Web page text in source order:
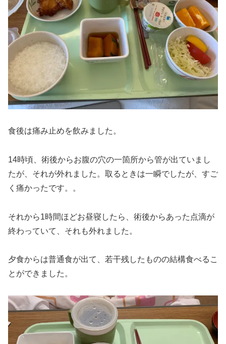
食後は痛み止めを飲みました。
14時頃、術後からお腹の穴の一箇所から管が出ていまし
たが、それが外れました。取るときは一瞬でしたが、すご
く痛かったです。。
それから1時間ほどお昼寝したら、術後からあった点滴が
終わっていて、それも外れました。
夕食からは普通食が出て、若干残したものの結構食べるこ
とができました。